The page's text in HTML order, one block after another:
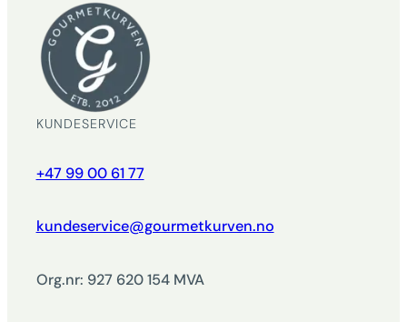
KUNDESERVICE
+47 99 00 61 77
kundeservice@gourmetkurven.no
Org.nr: 927 620 154 MVA